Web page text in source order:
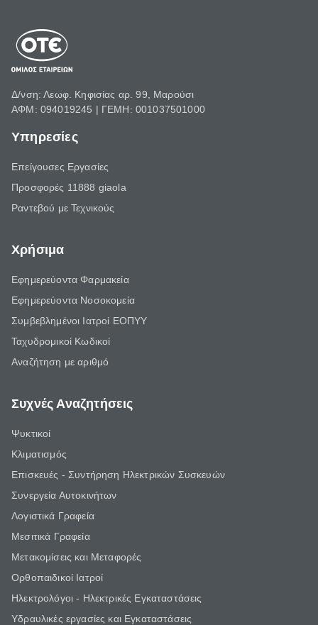
Δ/νση: Λεωφ. Κηφισίας αρ. 99, Μαρούσι
ΑΦΜ: 094019245 | ΓΕΜΗ: 001037501000
Υπηρεσίες
Επείγουσες Εργασίες
Προσφορές 11888 giaola
Ραντεβού με Τεχνικούς
Χρήσιμα
Εφημερεύοντα Φαρμακεία
Εφημερεύοντα Νοσοκομεία
Συμβεβλημένοι Ιατροί ΕΟΠΥΥ
Ταχυδρομικοί Κωδικοί
Αναζήτηση με αριθμό
Συχνές Αναζητήσεις
Ψυκτικοί
Κλιματισμός
Επισκευές - Συντήρηση Ηλεκτρικών Συσκευών
Συνεργεία Αυτοκινήτων
Λογιστικά Γραφεία
Μεσιτικά Γραφεία
Μετακομίσεις και Μεταφορές
Ορθοπαιδικοί Ιατροί
Ηλεκτρολόγοι - Ηλεκτρικές Εγκαταστάσεις
Υδραυλικές εργασίες και Εγκαταστάσεις